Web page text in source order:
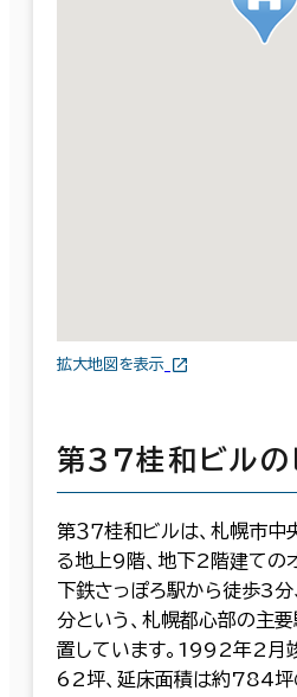
拡大地図を表示
第３７桂和ビル
第３７桂和ビルは、札幌市
る地上9階、地下2階建ての
下鉄さっぽろ駅から徒歩3分
分という、札幌都心部の主
置しています。1992年2月
62坪、延床面積は約784坪